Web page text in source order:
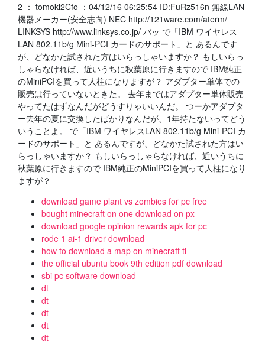
2 ： tomoki2Cfo ：04/12/16 06:25:54 ID:FuRz516n 無線LAN
機器メーカー(安全志向) NEC http://121ware.com/aterm/
LINKSYS http://www.linksys.co.jp/ バッ で「IBM ワイヤレス
LAN 802.11b/g Mini-PCI カードのサポート」と あるんです
が、どなかた試された方はいらっしゃいますか？ もしいらっ
しゃらなければ、近いうちに秋葉原に行きますので IBM純正
のMiniPCIを買って人柱になりますが？ アダプター単体での
販売は行っていないときた。 去年まではアダプター単体販売
やってたはずなんだがどうすりゃいいんだ。 つーかアダプタ
ー去年の夏に交換したばかりなんだが、1年持たないってどう
いうことよ。 で「IBM ワイヤレスLAN 802.11b/g Mini-PCI カ
ードのサポート」と あるんですが、どなかた試された方はい
らっしゃいますか？ もしいらっしゃらなければ、近いうちに
秋葉原に行きますので IBM純正のMiniPCIを買って人柱になり
ますが？
download game plant vs zombies for pc free
bought minecraft on one download on px
download google opinion rewards apk for pc
rode 1 ai-1 driver download
how to download a map on minecraft tl
the official ubuntu book 9th edition pdf download
sbi pc software download
dt
dt
dt
dt
dt